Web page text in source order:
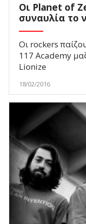
Oι Planet of
συναυλία το
Oι rockers
117 Academy
Lionize
18/02/2016